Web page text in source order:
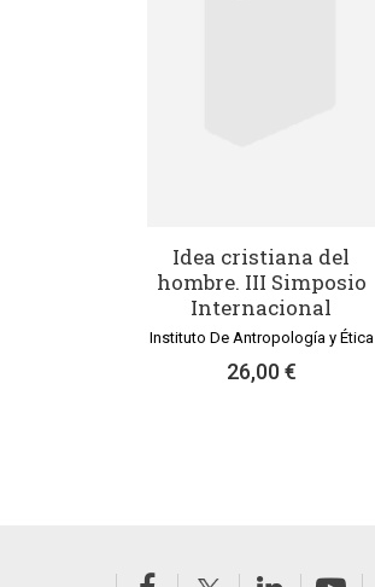
Idea cristiana del
hombre. III Simposio
Internacional
Instituto De Antropología y Ética
26,00 €